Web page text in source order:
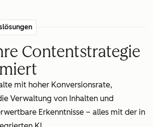
Contentstrategie
mit hoher Konversionsrate,
Verwaltung von Inhalten und
Erkenntnisse – alles mit der in